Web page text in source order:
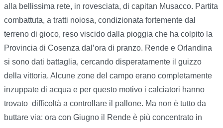
alla bellissima rete, in rovesciata, di capitan Musacco. Partita
combattuta, a tratti noiosa, condizionata fortemente dal
terreno di gioco, reso viscido dalla pioggia che ha colpito la
Provincia di Cosenza dal’ora di pranzo. Rende e Orlandina
si sono dati battaglia, cercando disperatamente il guizzo
della vittoria. Alcune zone del campo erano completamente
inzuppate di acqua e per questo motivo i calciatori hanno
trovato difficoltà a controllare il pallone. Ma non è tutto da
buttare via: ora con Giugno il Rende è più concentrato in